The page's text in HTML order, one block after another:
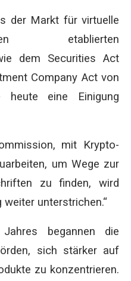
der Markt für virtuelle
etablierten
dem Securities Act
Company Act von
heute eine Einigung
mit Krypto-
um Wege zur
zu finden, wird
unterstrichen.“
begannen die
sich stärker auf
zu konzentrieren.